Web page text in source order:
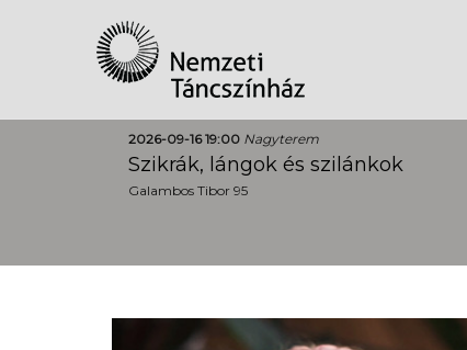
2026-09-16 19:00 Nagyterem
Szikrák, lángok és szilánkok
Galambos Tibor 95